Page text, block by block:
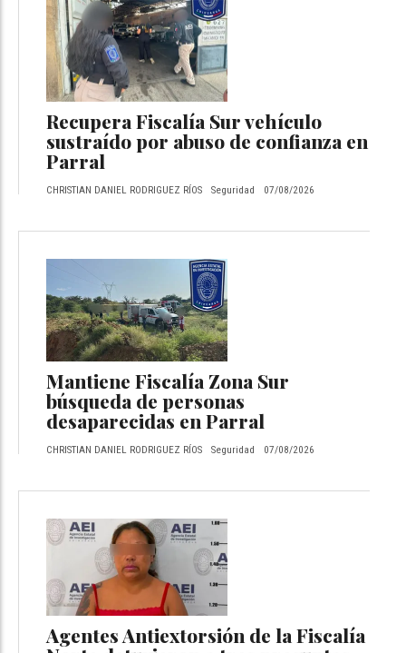
Recupera Fiscalía Sur vehículo
sustraído por abuso de confianza en
Parral
CHRISTIAN DANIEL RODRIGUEZ RÍOS Seguridad 07/08/2026
Mantiene Fiscalía Zona Sur
búsqueda de personas
desaparecidas en Parral
CHRISTIAN DANIEL RODRIGUEZ RÍOS Seguridad 07/08/2026
Agentes Antiextorsión de la Fiscalía